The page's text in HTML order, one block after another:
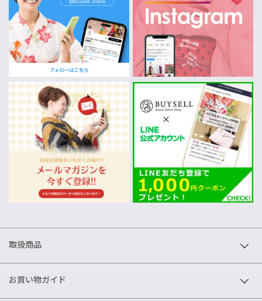
取扱商品
お買い物ガイド